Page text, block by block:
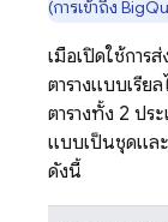
(การเข้าถึง
เมื่อเปิดใช้การ
ตารางแบบเรีย
ตารางทั้ง 2 ปร
แบบเป็นชุดแล
ดังนี้